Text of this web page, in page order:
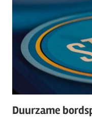
Duurzame